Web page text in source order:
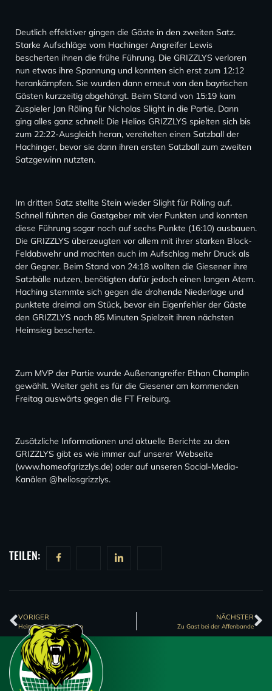
Deutlich effektiver gingen die Gäste in den zweiten Satz.
Starke Aufschläge vom Hachinger Angreifer Lewis
bescherten ihnen die frühe Führung. Die GRIZZLYS verloren
nun etwas ihre Spannung und konnten sich erst zum 12:12
herankämpfen. Sie wurden dann erneut von den bayrischen
Gästen kurzzeitig abgehängt. Beim Stand von 15:19 kam
Zuspieler Jan Röling für Nicholas Slight in die Partie. Dann
ging alles ganz schnell: Die Helios GRIZZLYS spielten sich bis
zum 22:22-Ausgleich heran, vereitelten einen Satzball der
Hachinger, bevor sie dann ihren ersten Satzball zum zweiten
Satzgewinn nutzten.
Im dritten Satz stellte Stein wieder Slight für Röling auf.
Schnell führten die Gastgeber mit vier Punkten und konnten
diese Führung sogar noch auf sechs Punkte (16:10) ausbauen.
Die GRIZZLYS überzeugten vor allem mit ihrer starken Block-
Feldabwehr und machten auch im Aufschlag mehr Druck als
der Gegner. Beim Stand von 24:18 wollten die Giesener ihre
Satzbälle nutzen, benötigten dafür jedoch einen langen Atem.
Haching stemmte sich gegen die drohende Niederlage und
punktete dreimal am Stück, bevor ein Eigenfehler der Gäste
den GRIZZLYS nach 85 Minuten Spielzeit ihren nächsten
Heimsieg bescherte.
Zum MVP der Partie wurde Außenangreifer Ethan Champlin
gewählt. Weiter geht es für die Giesener am kommenden
Freitag auswärts gegen die FT Freiburg.
Zusätzliche Informationen und aktuelle Berichte zu den
GRIZZLYS gibt es wie immer auf unserer Webseite
(www.homeofgrizzlys.de) oder auf unseren Social-Media-
Kanälen @heliosgrizzlys.
TEILEN:
VORIGER
Heimserie soll bestehen
NÄCHSTER
Zu Gast bei der Affenbande